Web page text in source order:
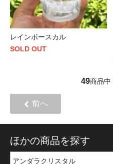
レインボースカル
SOLD OUT
49商品中
前へ
ほかの商品を探す